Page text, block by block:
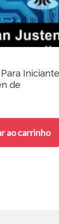
de
ao carrinho